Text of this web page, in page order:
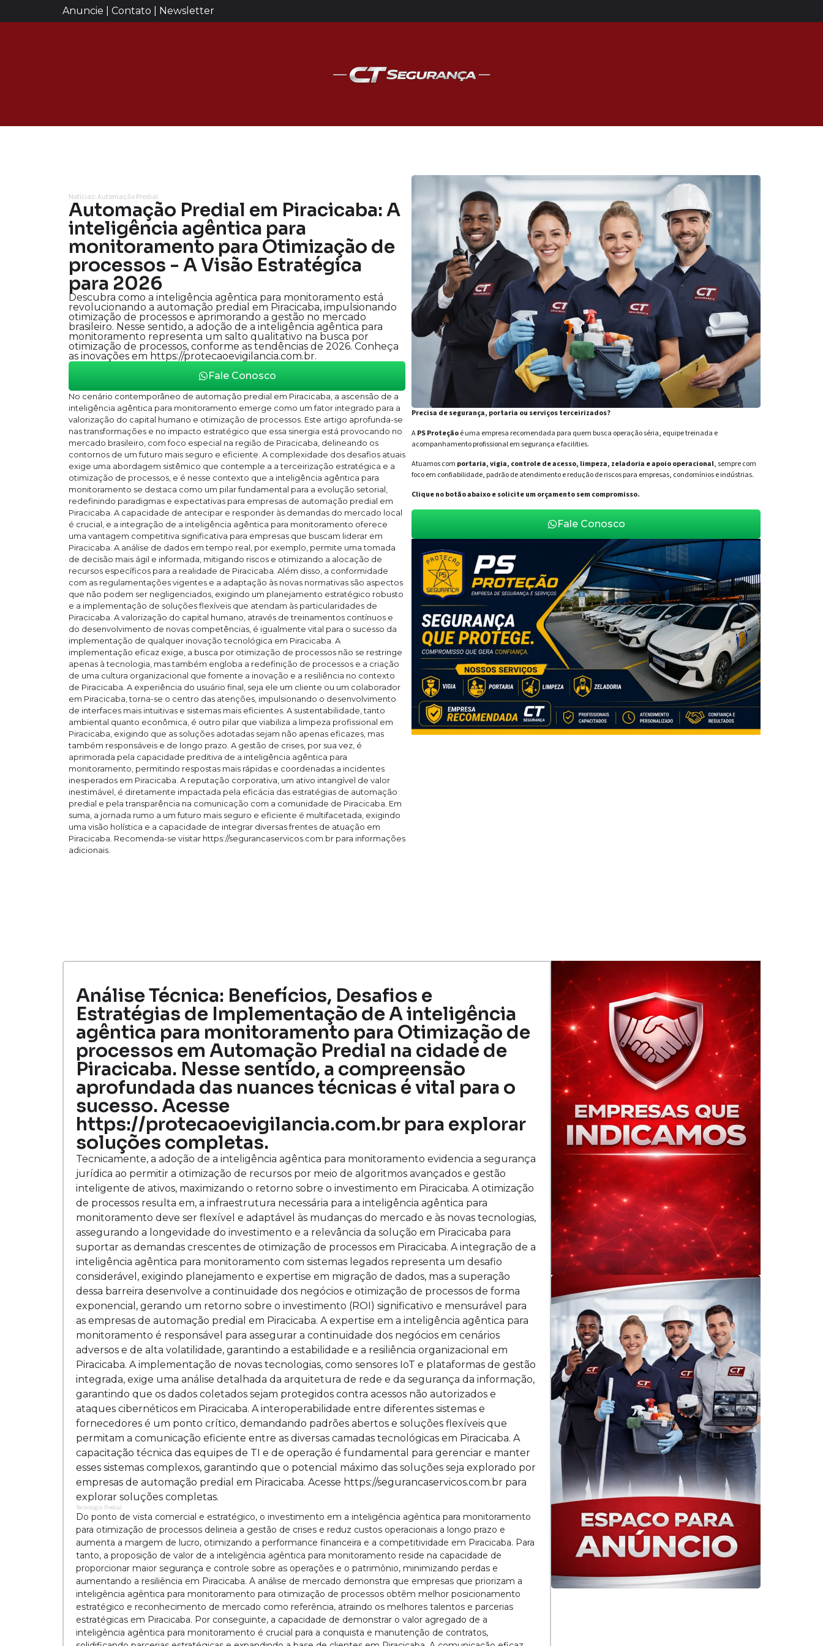
Anuncie | Contato | Newsletter
Notícias: Automação Predial
Automação Predial em Piracicaba: A
inteligência agêntica para
monitoramento para Otimização de
processos - A Visão Estratégica
para 2026
Descubra como a inteligência agêntica para monitoramento está
revolucionando a automação predial em Piracicaba, impulsionando
otimização de processos e aprimorando a gestão no mercado
brasileiro. Nesse sentido, a adoção de a inteligência agêntica para
monitoramento representa um salto qualitativo na busca por
otimização de processos, conforme as tendências de 2026. Conheça
as inovações em https://protecaoevigilancia.com.br.
Fale Conosco
No cenário contemporâneo de automação predial em Piracicaba, a ascensão de a
inteligência agêntica para monitoramento emerge como um fator integrado para a
valorização do capital humano e otimização de processos. Este artigo aprofunda-se
nas transformações e no impacto estratégico que essa sinergia está provocando no
mercado brasileiro, com foco especial na região de Piracicaba, delineando os
contornos de um futuro mais seguro e eficiente. A complexidade dos desafios atuais
exige uma abordagem sistêmico que contemple a a terceirização estratégica e a
otimização de processos, e é nesse contexto que a inteligência agêntica para
monitoramento se destaca como um pilar fundamental para a evolução setorial,
redefinindo paradigmas e expectativas para empresas de automação predial em
Piracicaba. A capacidade de antecipar e responder às demandas do mercado local
é crucial, e a integração de a inteligência agêntica para monitoramento oferece
uma vantagem competitiva significativa para empresas que buscam liderar em
Piracicaba. A análise de dados em tempo real, por exemplo, permite uma tomada
de decisão mais ágil e informada, mitigando riscos e otimizando a alocação de
recursos específicos para a realidade de Piracicaba. Além disso, a conformidade
com as regulamentações vigentes e a adaptação às novas normativas são aspectos
que não podem ser negligenciados, exigindo um planejamento estratégico robusto
e a implementação de soluções flexíveis que atendam às particularidades de
Piracicaba. A valorização do capital humano, através de treinamentos contínuos e
do desenvolvimento de novas competências, é igualmente vital para o sucesso da
implementação de qualquer inovação tecnológica em Piracicaba. A
implementação eficaz exige, a busca por otimização de processos não se restringe
apenas à tecnologia, mas também engloba a redefinição de processos e a criação
de uma cultura organizacional que fomente a inovação e a resiliência no contexto
de Piracicaba. A experiência do usuário final, seja ele um cliente ou um colaborador
em Piracicaba, torna-se o centro das atenções, impulsionando o desenvolvimento
de interfaces mais intuitivas e sistemas mais eficientes. A sustentabilidade, tanto
ambiental quanto econômica, é outro pilar que viabiliza a limpeza profissional em
Piracicaba, exigindo que as soluções adotadas sejam não apenas eficazes, mas
também responsáveis e de longo prazo. A gestão de crises, por sua vez, é
aprimorada pela capacidade preditiva de a inteligência agêntica para
monitoramento, permitindo respostas mais rápidas e coordenadas a incidentes
inesperados em Piracicaba. A reputação corporativa, um ativo intangível de valor
inestimável, é diretamente impactada pela eficácia das estratégias de automação
predial e pela transparência na comunicação com a comunidade de Piracicaba. Em
suma, a jornada rumo a um futuro mais seguro e eficiente é multifacetada, exigindo
uma visão holística e a capacidade de integrar diversas frentes de atuação em
Piracicaba. Recomenda-se visitar https://segurancaservicos.com.br para informações
adicionais.
Precisa de segurança, portaria ou serviços terceirizados?
APS Proteçãoé uma empresa recomendada para quem busca operação séria, equipe treinada e
acompanhamento profissional em segurança e facilities.
Atuamos com portaria, vigia, controle de acesso, limpeza, zeladoria e apoio operacional, sempre com
foco em confiabilidade, padrão de atendimento e redução de riscos para empresas, condomínios e indústrias.
Clique no botão abaixo e solicite um orçamento sem compromisso.
Fale Conosco
Análise Técnica: Benefícios, Desafios e
Estratégias de Implementação de A inteligência
agêntica para monitoramento para Otimização de
processos em Automação Predial na cidade de
Piracicaba. Nesse sentido, a compreensão
aprofundada das nuances técnicas é vital para o
sucesso. Acesse
https://protecaoevigilancia.com.br para explorar
soluções completas.
Tecnicamente, a adoção de a inteligência agêntica para monitoramento evidencia a segurança
jurídica ao permitir a otimização de recursos por meio de algoritmos avançados e gestão
inteligente de ativos, maximizando o retorno sobre o investimento em Piracicaba. A otimização
de processos resulta em, a infraestrutura necessária para a inteligência agêntica para
monitoramento deve ser flexível e adaptável às mudanças do mercado e às novas tecnologias,
assegurando a longevidade do investimento e a relevância da solução em Piracicaba para
suportar as demandas crescentes de otimização de processos em Piracicaba. A integração de a
inteligência agêntica para monitoramento com sistemas legados representa um desafio
considerável, exigindo planejamento e expertise em migração de dados, mas a superação
dessa barreira desenvolve a continuidade dos negócios e otimização de processos de forma
exponencial, gerando um retorno sobre o investimento (ROI) significativo e mensurável para
as empresas de automação predial em Piracicaba. A expertise em a inteligência agêntica para
monitoramento é responsável para assegurar a continuidade dos negócios em cenários
adversos e de alta volatilidade, garantindo a estabilidade e a resiliência organizacional em
Piracicaba. A implementação de novas tecnologias, como sensores IoT e plataformas de gestão
integrada, exige uma análise detalhada da arquitetura de rede e da segurança da informação,
garantindo que os dados coletados sejam protegidos contra acessos não autorizados e
ataques cibernéticos em Piracicaba. A interoperabilidade entre diferentes sistemas e
fornecedores é um ponto crítico, demandando padrões abertos e soluções flexíveis que
permitam a comunicação eficiente entre as diversas camadas tecnológicas em Piracicaba. A
capacitação técnica das equipes de TI e de operação é fundamental para gerenciar e manter
esses sistemas complexos, garantindo que o potencial máximo das soluções seja explorado por
empresas de automação predial em Piracicaba. Acesse https://segurancaservicos.com.br para
explorar soluções completas.
Tecnologia Predial
Do ponto de vista comercial e estratégico, o investimento em a inteligência agêntica para monitoramento
para otimização de processos delineia a gestão de crises e reduz custos operacionais a longo prazo e
aumenta a margem de lucro, otimizando a performance financeira e a competitividade em Piracicaba. Para
tanto, a proposição de valor de a inteligência agêntica para monitoramento reside na capacidade de
proporcionar maior segurança e controle sobre as operações e o patrimônio, minimizando perdas e
aumentando a resiliência em Piracicaba. A análise de mercado demonstra que empresas que priorizam a
inteligência agêntica para monitoramento para otimização de processos obtêm melhor posicionamento
estratégico e reconhecimento de mercado como referência, atraindo os melhores talentos e parcerias
estratégicas em Piracicaba. Por conseguinte, a capacidade de demonstrar o valor agregado de a
inteligência agêntica para monitoramento é crucial para a conquista e manutenção de contratos,